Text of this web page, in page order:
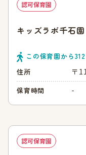
認可保育園
キッズラボ千石園
この保育園から312
住所
〒
保育時間 -
認可保育園